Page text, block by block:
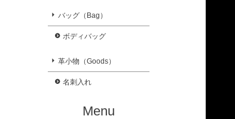
バッグ（Bag）
ボディバッグ
革小物（Goods）
名刺入れ
Menu